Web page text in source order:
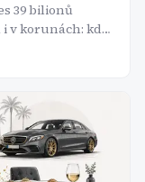
39 bilionů
v korunách: kdo
i při